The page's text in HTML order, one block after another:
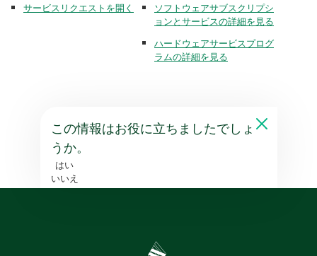
サービスリクエストを開く
ソフトウェアサブスクリプシ
ョンとサービスの詳細を見る
ハードウェアサービスプログ
ラムの詳細を見る
この情報はお役に立ちましたでしょ
うか。
はい
いいえ